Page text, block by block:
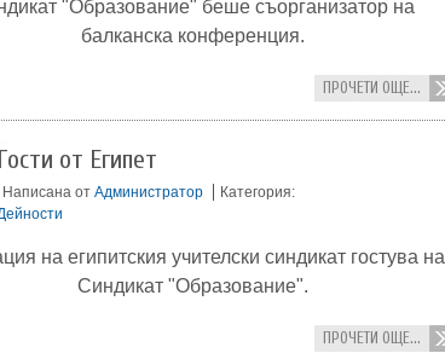
"Образование" беше съорганизатор на
балканска конференция.
ПРОЧЕТИ ОЩЕ...
Гости от Египет
Написана от Администратор
Категория:
на египитския учителски синдикат гостува на
Синдикат "Образование".
ПРОЧЕТИ ОЩЕ...